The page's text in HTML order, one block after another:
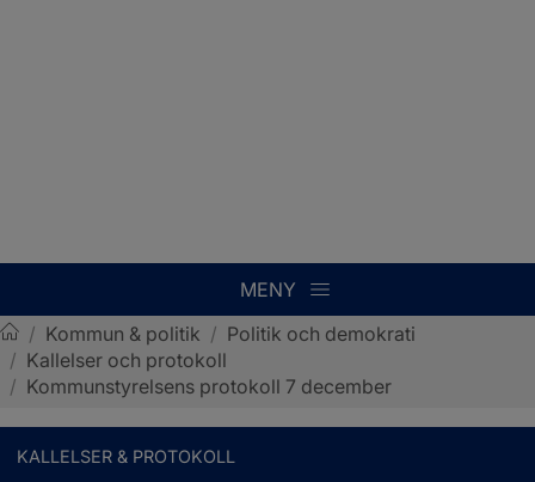
MENY
Sotenäs kommun
/ Kommun & politik / Politik och demokrati
/ Kallelser och protokoll
/ Kommunstyrelsens protokoll 7 december
KALLELSER & PROTOKOLL